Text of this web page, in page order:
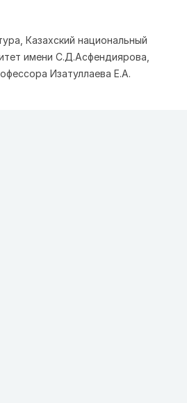
Казахский национальный
Изатуллаева Е.А.